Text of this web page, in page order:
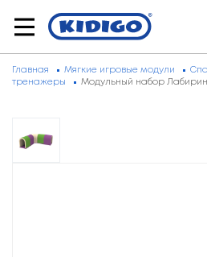
Главная Мягкие игровые модули
тренажеры
Модульный набор